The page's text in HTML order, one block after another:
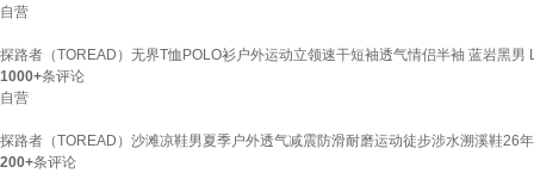
自营
探路者（TOREAD）无界T恤POLO衫户外运动立领速干短袖透气情侣半袖 蓝岩黑男
1000+条评论
自营
探路者（TOREAD）沙滩凉鞋男夏季户外透气减震防滑耐磨运动徒步涉水溯溪鞋26
200+条评论